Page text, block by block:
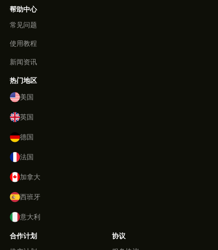
帮助中心
常见问题
使用教程
新闻资讯
热门地区
美国
英国
德国
法国
加拿大
西班牙
意大利
合作计划
协议